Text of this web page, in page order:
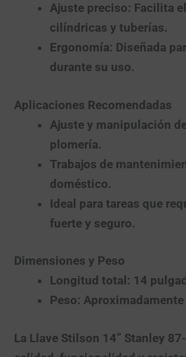
Ajuste preciso: Facilita
cilíndricas y tuberías.
Ergonomía: Diseñada
durante su uso.
Aplicaciones Recomendadas
Ajuste y manipulación
plomería.
Trabajos de
doméstico.
Ideal para tareas que
fuerte y seguro.
Dimensiones y Peso
Longitud total: 14
Peso:
La Llave Stilson 14” Stanley